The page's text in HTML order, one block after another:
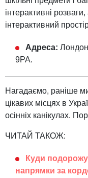
інтерактивні
інтерактивний
Адреса:
9PA.
Нагадаємо, раніше
цікавих місцях в
осінніх канікулах.
ЧИТАЙ ТАКОЖ:
Куди
напрямки за